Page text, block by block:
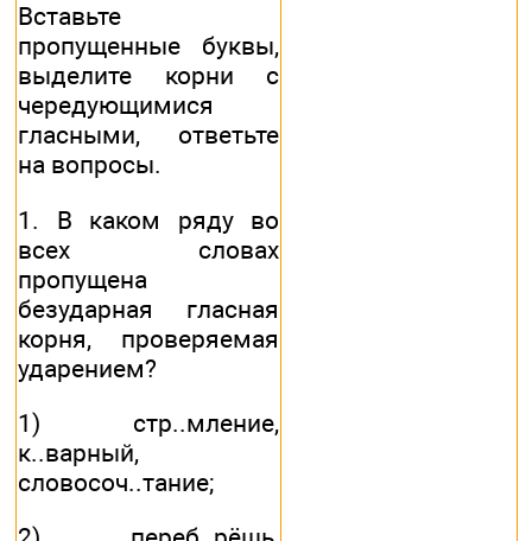
Вставьте
пропущенные буквы,
выделите корни с
чередующимися
гласными, ответьте
на вопросы.
1. В каком ряду во
всех словах
пропущена
безударная гласная
корня, проверяемая
ударением?
1) стр..мление,
к..варный,
словосоч..тание;